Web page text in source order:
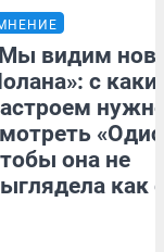
видим
с
она не
как